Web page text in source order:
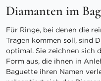
Diamanten im
Für Ringe, bei denen die
Tragen kommen soll, sind
optimal. Sie zeichnen sich
Form aus, die ihnen in
Baguette ihren Namen